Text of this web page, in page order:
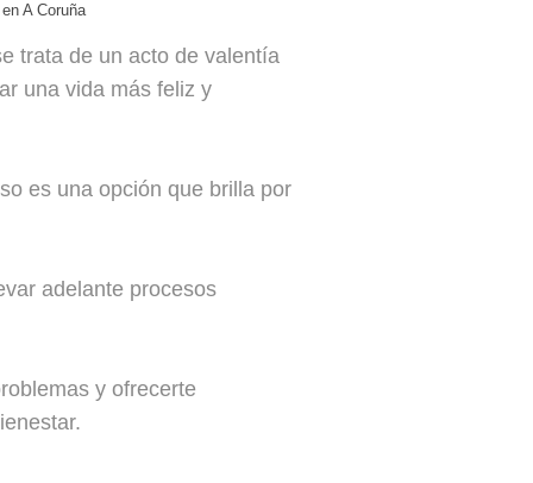
A Coruña
trata de un acto de valentía
una vida más feliz y
es una opción que brilla por
adelante procesos
y ofrecerte